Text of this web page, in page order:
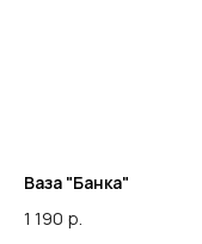
Ваза "Банка"
1 190 р.